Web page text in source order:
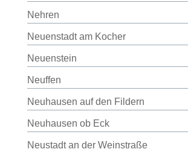
Nehren
Neuenstadt am Kocher
Neuenstein
Neuffen
Neuhausen auf den Fildern
Neuhausen ob Eck
Neustadt an der Weinstraße